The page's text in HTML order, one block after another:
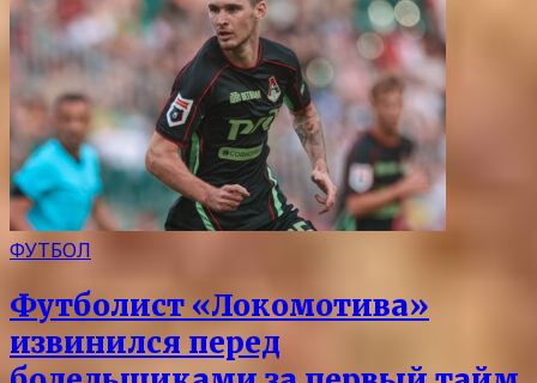
ФУТБОЛ
Футболист «Локомотива»
извинился перед